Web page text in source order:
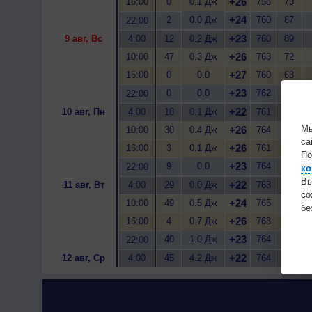
22:00
2 0.0 Дж +24 760 87
9 авг, Вс
4:00 12 0.2 Дж +23 760 89
10:00
47 0.3 Дж +26 763 72
16:00
0 0.0 +27 760 63
22:00
0 0.0 +23 762
10 авг, Пн
4:00 18 0.1 Дж +22 761
10:00
30 0.4 Дж +26 764
16:00
3 0.1 Дж +26 761
22:00
9 0.0 +23 764
11 авг, Вт
4:00 29 0.0 Дж +22 763
10:00
49 0.5 Дж +24 765
16:00
4 0.7 Дж +26 763
22:00
40 1.0 Дж +23 764
12 авг, Ср
4:00 45 4.2 Дж +22 764